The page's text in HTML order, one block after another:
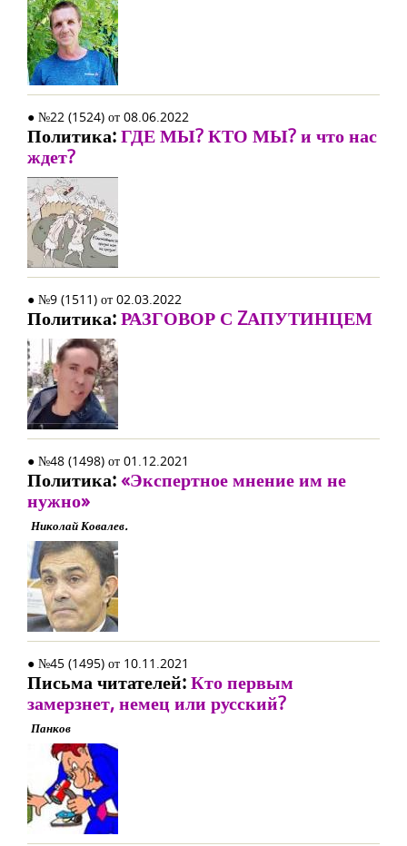
● №22 (1524) от 08.06.2022
Политика:ГДЕ МЫ? КТО МЫ? и что нас
ждет?
● №9 (1511) от 02.03.2022
Политика:РАЗГОВОР С ZАПУТИНЦЕМ
● №48 (1498) от 01.12.2021
Политика:«Экспертное мнение им не
нужно»
Николай Ковалев.
● №45 (1495) от 10.11.2021
Письма читателей:Кто первым
замерзнет, немец или русский?
Панков